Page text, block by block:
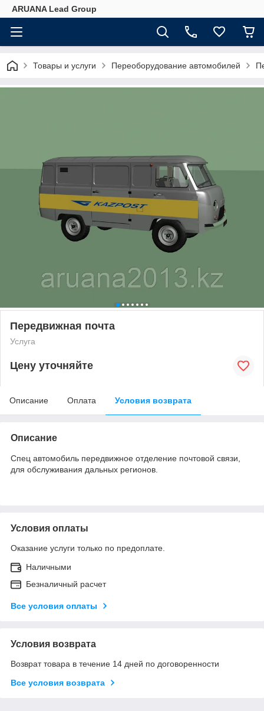
ARUANA Lead Group
Товары и услуги Переоборудование автомобилей
Передвижная почта
Услуга
Цену уточняйте
Описание Оплата Условия возврата
Описание
Спец автомобиль передвижное отделение почтовой связи,
для обслуживания дальных регионов.
Условия оплаты
Оказание услуги только по предоплате.
Наличными
Безналичный расчет
Все условия оплаты
Условия возврата
Возврат товара в течение 14 дней по договоренности
Все условия возврата